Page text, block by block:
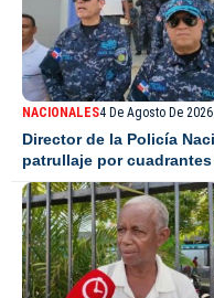
NACIONALES4 De Agosto De 2026
Director de la Policía
patrullaje por